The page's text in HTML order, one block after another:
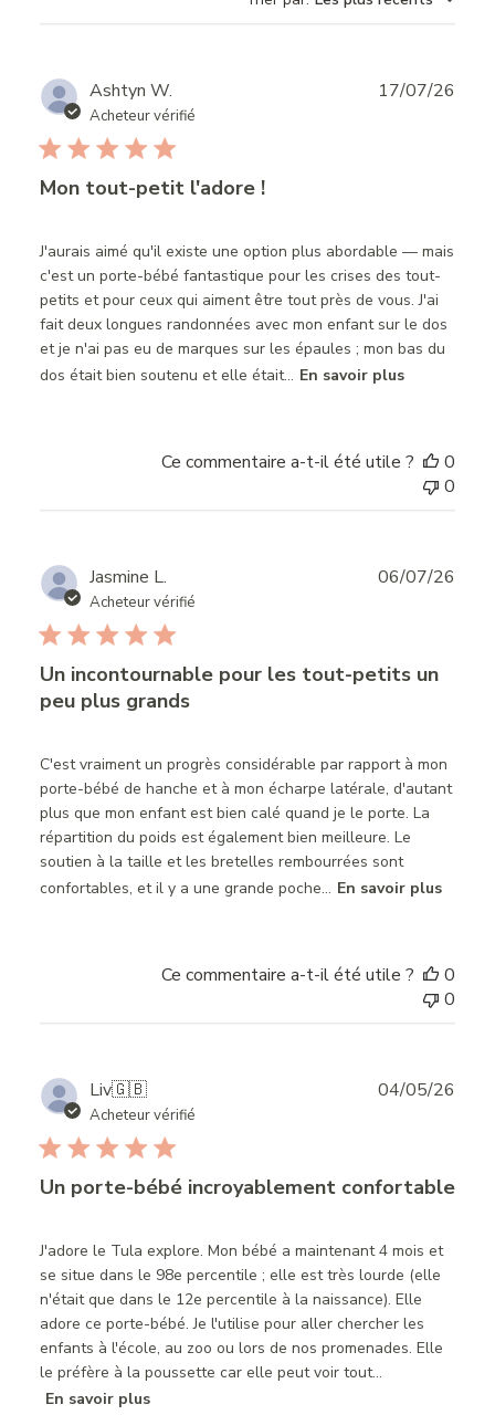
Ashtyn W.
Acheteur vérifié
Mon tout-petit l'adore !
J'aurais aimé qu'il existe une option plus abordable — mais
c'est un porte-bébé fantastique pour les crises des tout-
petits et pour ceux qui aiment être tout près de vous. J'ai
fait deux longues randonnées avec mon enfant sur le dos
et je n'ai pas eu de marques sur les épaules ; mon bas du
dos était bien soutenu et elle était... En savoir plus
17/07/26
Ce commentaire a-t-il été utile ?
0
0
Jasmine L.
Acheteur vérifié
Un incontournable pour les tout-petits un
peu plus grands
C'est vraiment un progrès considérable par rapport à mon
porte-bébé de hanche et à mon écharpe latérale, d'autant
plus que mon enfant est bien calé quand je le porte. La
répartition du poids est également bien meilleure. Le
soutien à la taille et les bretelles rembourrées sont
confortables, et il y a une grande poche... En savoir plus
06/07/26
Ce commentaire a-t-il été utile ?
0
0
Liv🇬🇧
Acheteur vérifié
Un porte-bébé incroyablement confortable
J'adore le Tula explore. Mon bébé a maintenant 4 mois et
se situe dans le 98e percentile ; elle est très lourde (elle
n'était que dans le 12e percentile à la naissance). Elle
adore ce porte-bébé. Je l'utilise pour aller chercher les
enfants à l'école, au zoo ou lors de nos promenades. Elle
le préfère à la poussette car elle peut voir tout...
En savoir plus
04/05/26